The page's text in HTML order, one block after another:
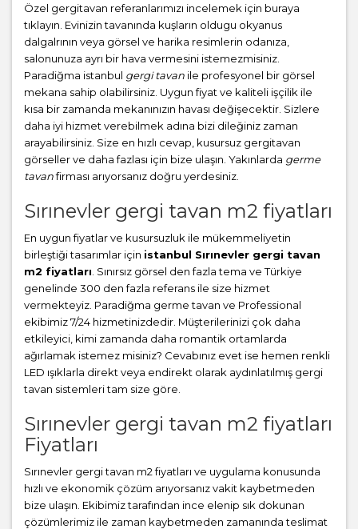
Özel gergitavan referanlarımızı incelemek için buraya
tıklayın. Evinizin tavanında kuşların oldugu okyanus
dalgalrının veya görsel ve harika resimlerin odanıza,
salonunuza ayrı bir hava vermesini istemezmisiniz.
Paradiğma istanbul gergi tavan ile profesyonel bir görsel
mekana sahip olabilirsiniz. Uygun fiyat ve kaliteli işçilik ile
kısa bir zamanda mekanınızın havası değişecektir. Sizlere
daha iyi hizmet verebilmek adına bizi dileğiniz zaman
arayabilirsiniz. Size en hızlı cevap, kusursuz gergitavan
görseller ve daha fazlası için bize ulaşın. Yakınlarda germe
tavanfirması arıyorsanız doğru yerdesiniz.
Sırınevler gergi tavan m2 fiyatları
En uygun fiyatlar ve kusursuzluk ile mükemmeliyetin
birleştiği tasarımlar için istanbul Sırınevler gergi tavan
m2 fiyatları . Sınırsız görsel den fazla tema ve Türkiye
genelinde 300 den fazla referans ile size hizmet
vermekteyiz. Paradiğma germe tavan ve Professional
ekibimiz 7/24 hizmetinizdedir. Müşterilerinizi çok daha
etkileyici, kimi zamanda daha romantik ortamlarda
ağırlamak istemez misiniz? Cevabınız evet ise hemen renkli
LED ışıklarla direkt veya endirekt olarak aydınlatılmış gergi
tavan sistemleri tam size göre.
Sırınevler gergi tavan m2 fiyatları
Fiyatları
Sırınevler gergi tavan m2 fiyatları ve uygulama konusunda
hızlı ve ekonomik çözüm arıyorsanız vakit kaybetmeden
bize ulaşın. Ekibimiz tarafından ince elenip sık dokunan
çözümlerimiz ile zaman kaybetmeden zamanında teslimat